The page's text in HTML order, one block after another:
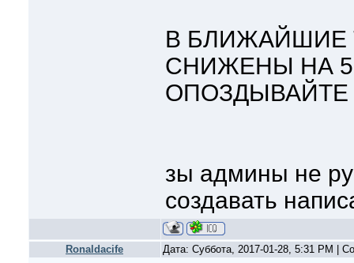
В БЛИЖАЙШИЕ
СНИЖЕНЫ НА
ОПОЗДЫВАЙТЕ
зы админы не
создавать
Ronaldacife Дата: Суббота, 2017-01-28, 5:31 PM |